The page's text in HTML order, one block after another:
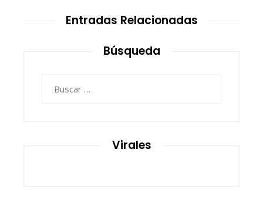
Entradas Relacionadas
Búsqueda
Virales